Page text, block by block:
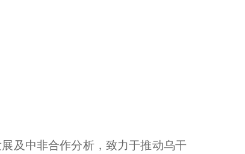
及中非合作分析，致力于推动乌干